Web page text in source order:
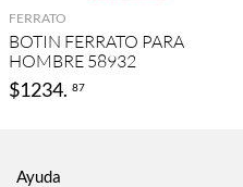
FERRATO
BOTIN FERRATO PARA
HOMBRE 58932
$1234. 87
Ayuda